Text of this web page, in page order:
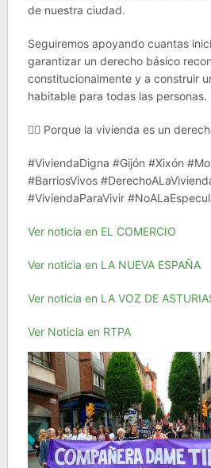
de nuestra ciudad.
Seguiremos apoyando cuantas
garantizar un derecho básico
constitucionalmente y a construir
habitable para todas las personas.
✊🏽 Porque la vivienda es un
#ViviendaDigna #Gijón #Xixón
#BarriosVivos
#ViviendaParaVivir
Ver noticia en EL COMERCIO
Ver noticia en LA NUEVA ESPAÑA
Ver noticia en LA VOZ DE
Ver Noticia en RTPA